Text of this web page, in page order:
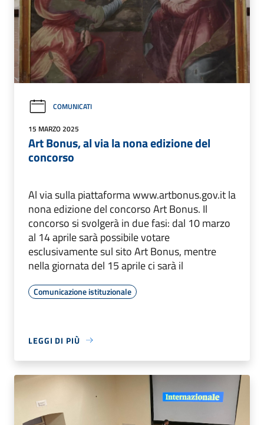
COMUNICATI
15 MARZO 2025
Art Bonus, al via la nona edizione del
concorso
Al via sulla piattaforma www.artbonus.gov.it la
nona edizione del concorso Art Bonus. Il
concorso si svolgerà in due fasi: dal 10 marzo
al 14 aprile sarà possibile votare
esclusivamente sul sito Art Bonus, mentre
nella giornata del 15 aprile ci sarà il
Comunicazione istituzionale
LEGGI DI PIÙ